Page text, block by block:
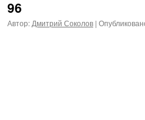
96
Автор: Дмитрий Соколов |